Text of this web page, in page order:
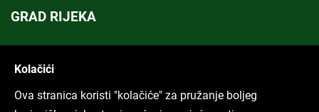
GRAD RIJEKA
ARHIVA TEKSTOVA
Kolačići
Ova stranica koristi "kolačiće" za pružanje boljeg